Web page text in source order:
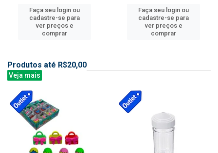
Faça seu login ou
cadastre-se para
ver preços e
comprar
Faça seu login ou
cadastre-se para
ver preços e
comprar
Produtos até R$20,00
Veja mais